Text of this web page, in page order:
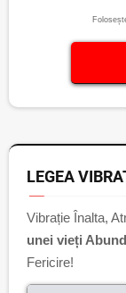
LEGEA
Vibrație Înalta,
unei vieți
Fericire!